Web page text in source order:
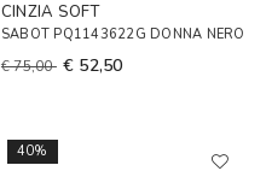
CINZIA SOFT
SABOT PQ1143622G DONNA NERO
€ 75,00 € 52,50
40%